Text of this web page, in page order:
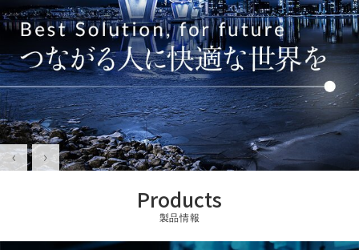
Products
製品情報